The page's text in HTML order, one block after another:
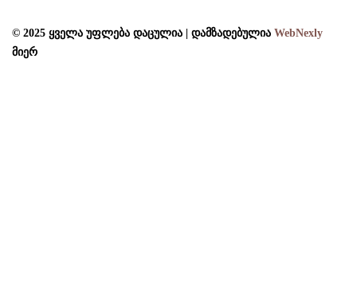
© 2025 ყველა უფლება დაცულია | დამზადებულია WebNexly
მიერ